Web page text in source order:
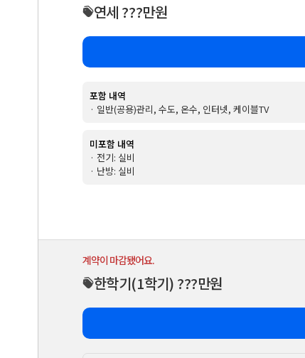
연세 ???만원
포함 내역
· 일반(공용)관리, 수도, 온수, 인터넷, 케이블TV
미포함 내역
· 전기: 실비
· 난방: 실비
계약이 마감됐어요.
한학기(1학기) ???만원